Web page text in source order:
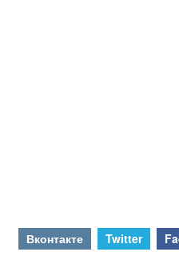
Вконтакте Twitter